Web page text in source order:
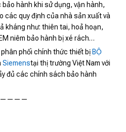
hành khi sử dụng, vận hành,
các quy định của nhà sản xuất và
kháng như: thiên tai, hoả hoạn,
niêm bảo hành bị xé rách…
phân phối chính thức thiết bị BỘ
Siemenstại thị trường Việt Nam với
đủ các chính sách bảo hành